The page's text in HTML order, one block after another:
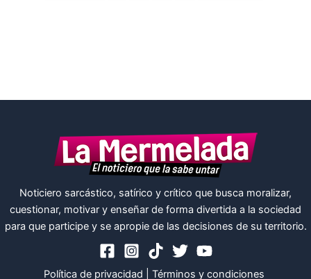
Noticiero sarcástico, satírico y crítico que busca moralizar,
cuestionar, motivar y enseñar de forma divertida a la sociedad
para que participe y se apropie de las decisiones de su territorio.
Política de privacidad Términos y condiciones